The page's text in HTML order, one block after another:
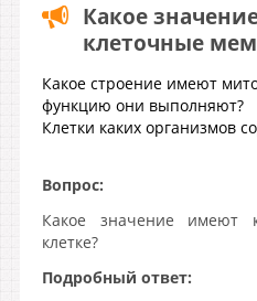
Какое
клеточные
Какое строение имеют
функцию они выполняют?
Клетки каких организмов
Вопрос:
Какое значение имеют
клетке?
Подробный ответ: